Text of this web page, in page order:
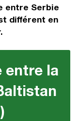
entre Serbie
différent en
entre la